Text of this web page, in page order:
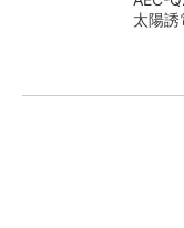
太陽誘